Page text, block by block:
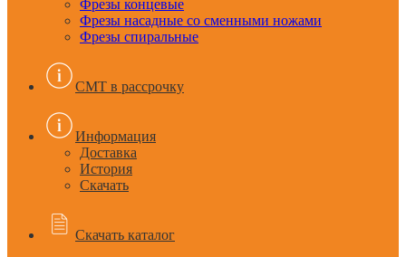
Фрезы концевые
Фрезы насадные со сменными ножами
Фрезы спиральные
CMT в рассрочку
Информация
Доставка
История
Скачать
Скачать каталог